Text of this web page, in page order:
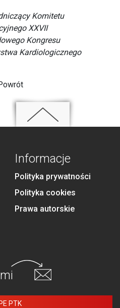
Komitetu
XXVII
Kongresu
Kardiologicznego
Informacje
Polityka prywatności
Polityka cookies
Prawa autorskie
PTK